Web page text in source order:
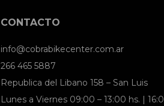
CONTACTO
info@cobrabikecenter.com.ar
266 465 5887
Republica del Libano 158 – San Luis
Lunes a Viernes 09:00 – 13:00 hs. |